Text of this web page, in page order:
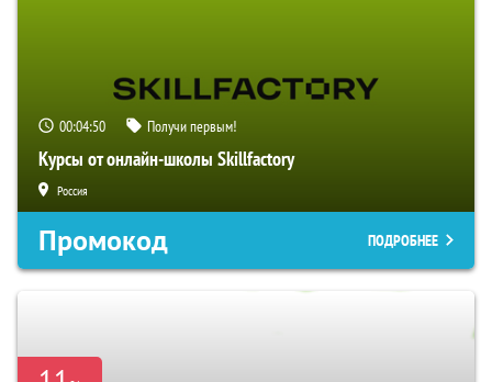
00:04:49 Получи первым!
Курсы от онлайн-школы Skillfactory
Россия
Промокод ПОДРОБНЕЕ